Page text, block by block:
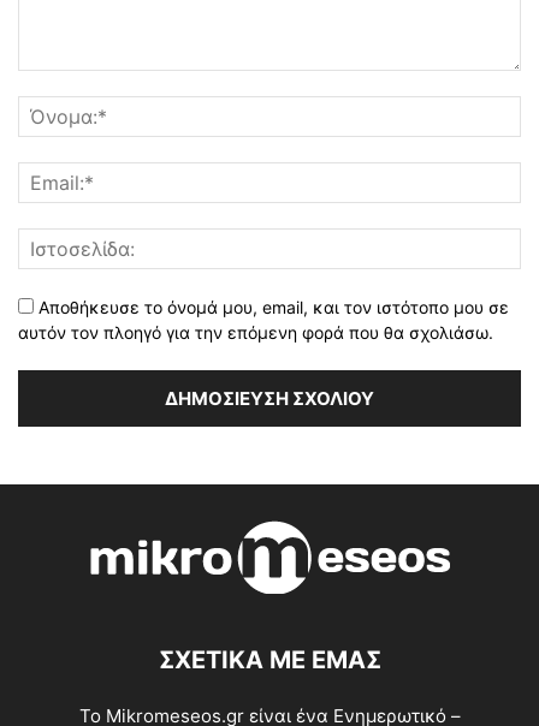
Αποθήκευσε το όνομά μου, email, και τον ιστότοπο μου σε
αυτόν τον πλοηγό για την επόμενη φορά που θα σχολιάσω.
ΣΧΕΤΙΚΑ ΜΕ ΕΜΑΣ
Το Mikromeseos.gr είναι ένα Ενημερωτικό –